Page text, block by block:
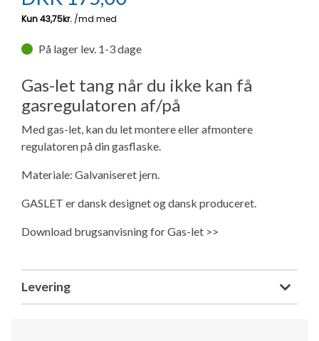
Adria Astella
Next
Hobby Prestige
Hobby Maxia
Ny campingvogn - godt at vide
Lille campingvogn
Finansiering af campingvogn
Forsikring af campingvogn
Vil du sælge din campingvogn?
Brugte telte og udstyr
Isabella fortelte
Isabella Fortelte
Isabella Lufttelte
Isabella fortelte til specialvogne
Camping erhverv
Adria Coral
Adria Compact
Internet i campingvognen
Aircondition og klimaanlæg
Gas-komfort i din campingvogn
E-trailer kontrol- og sikkerhedsapp
Byvand - rindende vand i campingvognen
3 spændende ideer til campingvognen
GRØN Virksomhed
Sikker handel
Klagemuligheder
Handelsbetingelser - webshop
Cookie & Privatlivspolitik
På lager lev. 1-3 dage
Gas-let tang når du ikke kan få
gasregulatoren af/på
Med gas-let, kan du let montere eller afmontere
regulatoren på din gasflaske.
Materiale: Galvaniseret jern.
GASLET er dansk designet og dansk produceret.
Download brugsanvisning for Gas-let >>
Levering